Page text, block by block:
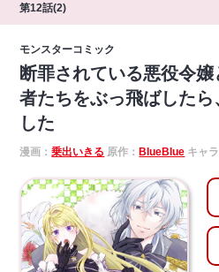
第12話(2)
モンスターコミック
断罪されている悪役令
者たちをぶっ飛ばしたら
した
漫画：乗出いきる 原作： BlueBlue キャ